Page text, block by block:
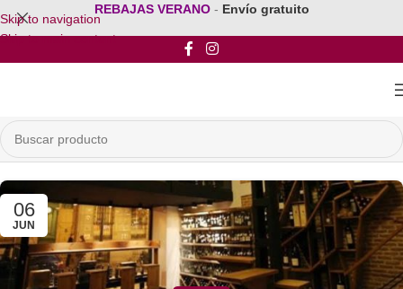
Skip to navigation
Skip to main content
REBAJAS VERANO - Envío gratuito
06
JUN